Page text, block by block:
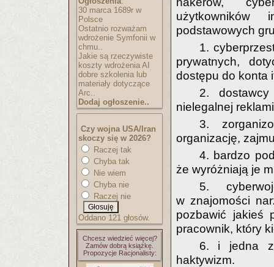
30 marca 1689r w
Polsce
Ostatnio rozważam
wdrożenie Symfonii w
chmu..
Jakie są rzeczywiste
koszty wdrożenia AI
dobre szkolenia lub
materiały dotyczące
Arc..
Dodaj ogłoszenie..
Czy wojna USA/Iran
skoczy się w 2026?
Raczej tak
Chyba tak
Nie wiem
Chyba nie
Raczej nie
Oddano 121 głosów.
Chcesz wiedzieć więcej?
Zamów dobrą książkę.
Propozycje Racjonalisty:
użytkowników
podstawowych
1.
prywatnych,
dostępu do konta
2.
nielegalnej
3.
organizację,
4. bardzo
że wyróżniają je
5.
w znajomości
pozbawić jakieś
pracownik, który
6. i jedna z
haktywizm.